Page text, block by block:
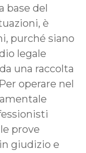
base del
è
purché siano
legale
una raccolta
operare nel
prove
giudizio e